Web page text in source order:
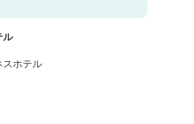
ル
ホテル